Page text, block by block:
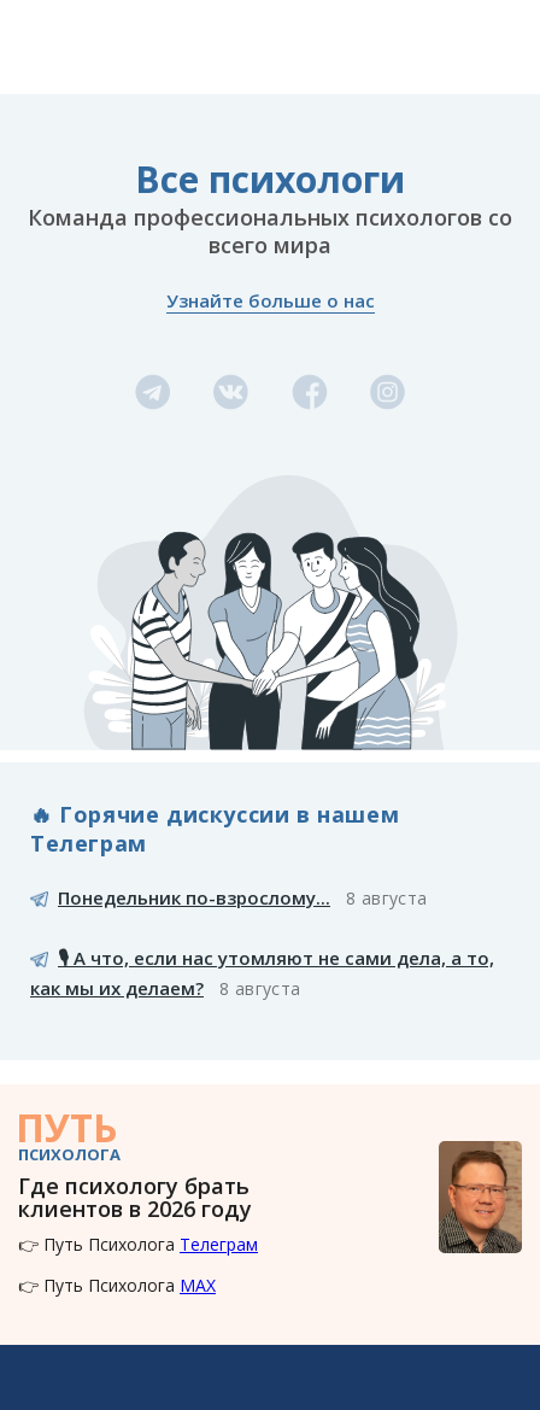
Все психологи
Команда профессиональных психологов со
всего мира
Узнайте больше о нас
🔥 Горячие дискуссии в нашем
Телеграм
Понедельник по-взрослому... 8 августа
🎙️ А что, если нас утомляют не сами дела, а то,
как мы их делаем?
8 августа
ПУТЬ
ПСИХОЛОГА
Где психологу брать
клиентов в 2026 году
👉 Путь Психолога Телеграм
👉 Путь Психолога MAX